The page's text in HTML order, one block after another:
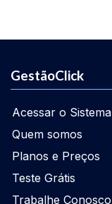
GestãoClick
Acessar o Sistema
Quem somos
Planos e Preços
Teste Grátis
Trabalhe Conosco